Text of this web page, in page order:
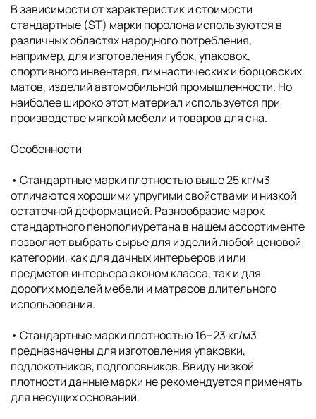
В зависимости от характеристик и стоимости
стандартные (ST) марки поролона используются в
различных областях народного потребления,
например, для изготовления губок, упаковок,
спортивного инвентаря, гимнастических и борцовских
матов, изделий автомобильной промышленности. Но
наиболее широко этот материал используется при
производстве мягкой мебели и товаров для сна.
Особенности
• Cтандартные марки плотностью выше 25 кг/м3
отличаются хорошими упругими свойствами и низкой
остаточной деформацией. Разнообразие марок
стандартного пенополиуретана в нашем ассортименте
позволяет выбрать сырье для изделий любой ценовой
категории, как для дачных интерьеров и или
предметов интерьера эконом класса, так и для
дорогих моделей мебели и матрасов длительного
использования.
• Cтандартные марки плотностью 16–23 кг/м3
предназначены для изготовления упаковки,
подлокотников, подголовников. Ввиду низкой
плотности данные марки не рекомендуется применять
для несущих оснований.